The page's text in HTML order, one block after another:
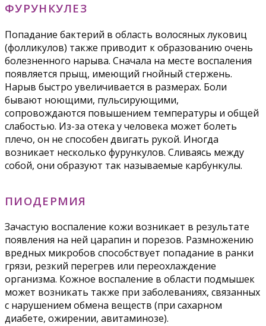
ФУРУНКУЛЕЗ
Попадание бактерий в область волосяных луковиц
(фолликулов) также приводит к образованию очень
болезненного нарыва. Сначала на месте воспаления
появляется прыщ, имеющий гнойный стержень.
Нарыв быстро увеличивается в размерах. Боли
бывают ноющими, пульсирующими,
сопровождаются повышением температуры и общей
слабостью. Из-за отека у человека может болеть
плечо, он не способен двигать рукой. Иногда
возникает несколько фурункулов. Сливаясь между
собой, они образуют так называемые карбункулы.
ПИОДЕРМИЯ
Зачастую воспаление кожи возникает в результате
появления на ней царапин и порезов. Размножению
вредных микробов способствует попадание в ранки
грязи, резкий перегрев или переохлаждение
организма. Кожное воспаление в области подмышек
может возникать также при заболеваниях, связанных
с нарушением обмена веществ (при сахарном
диабете, ожирении, авитаминозе).